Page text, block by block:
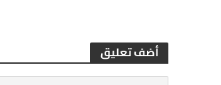
أضف تعليق